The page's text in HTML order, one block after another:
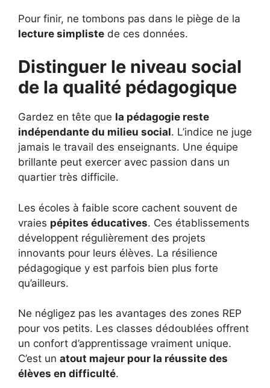
Pour finir, ne tombons pas dans le piège de la
lecture simpliste de ces données.
Distinguer le niveau social
de la qualité pédagogique
Gardez en tête que la pédagogie reste
indépendante du milieu social. L’indice ne juge
jamais le travail des enseignants. Une équipe
brillante peut exercer avec passion dans un
quartier très difficile.
Les écoles à faible score cachent souvent de
vraies pépites éducatives. Ces établissements
développent régulièrement des projets
innovants pour leurs élèves. La résilience
pédagogique y est parfois bien plus forte
qu’ailleurs.
Ne négligez pas les avantages des zones REP
pour vos petits. Les classes dédoublées offrent
un confort d’apprentissage vraiment unique.
C’est un atout majeur pour la réussite des
élèves en difficulté.